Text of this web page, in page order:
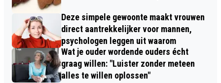
Deze simpele gewoonte maakt vrouwen
direct aantrekkelijker voor mannen,
psychologen leggen uit waarom
Wat je ouder wordende ouders écht
graag willen: "Luister zonder meteen
alles te willen oplossen"